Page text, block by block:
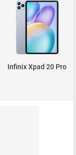
Infinix Xpad 20 Pro